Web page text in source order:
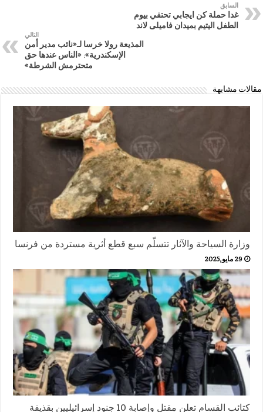
السابق
غدا حملة كن ايجابي تحتفي بيوم
الطفل اليتيم بميدان فاميلى لاند
التالي
المذيعة رولا خرسا لـ«نائب مدير أمن
الإسكندرية»: «الناس عندها حق
متحترمش الشرطة»
مقالات مشابهة
وزارة السياحة والآثار تتسلّم سبع قطع أثرية مستردة من فرنسا
29 مايو,2025
كتائب القسام تعلن مقتل وإصابة 10 جنود إسرائيليين بقذيفة